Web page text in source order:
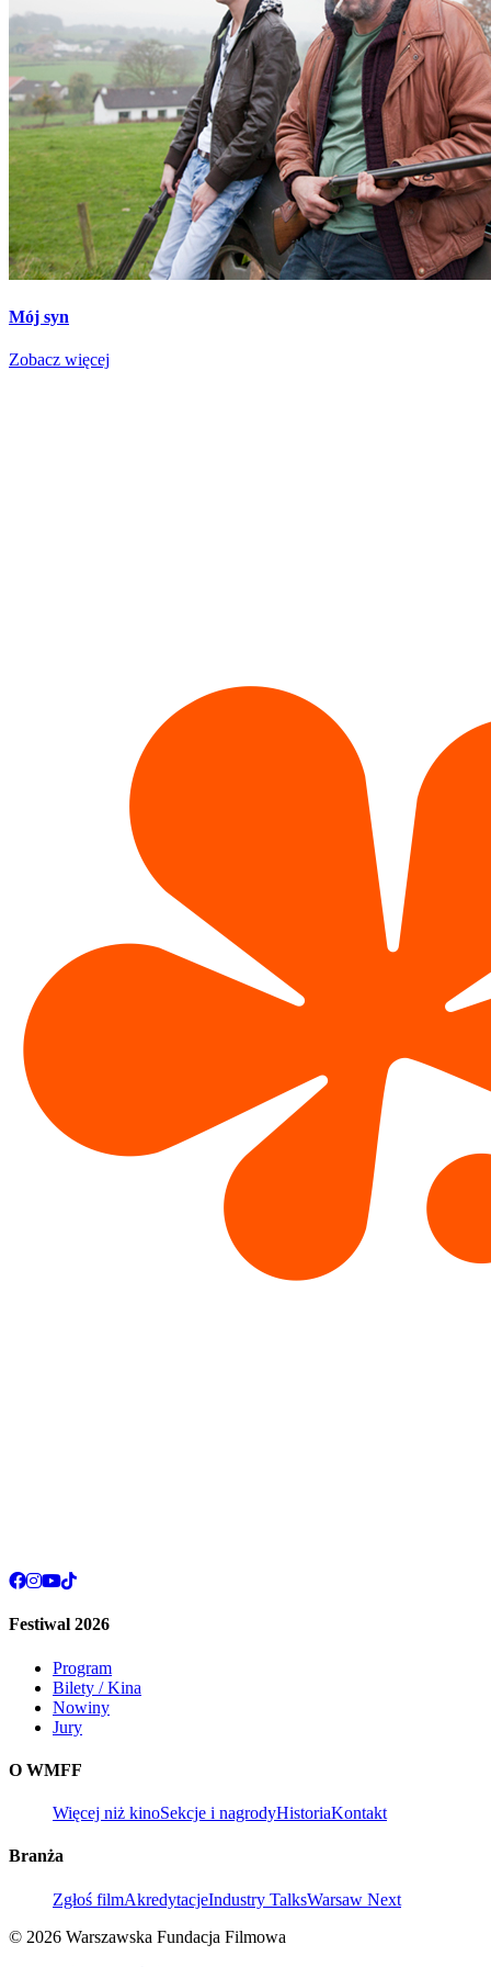
Mój syn
Zobacz więcej
Festiwal 2026
Program
Bilety / Kina
Nowiny
Jury
O WMFF
Więcej niż kinoSekcje i nagrodyHistoriaKontakt
Branża
Zgłoś filmAkredytacjeIndustry TalksWarsaw Next
© 2026 Warszawska Fundacja Filmowa